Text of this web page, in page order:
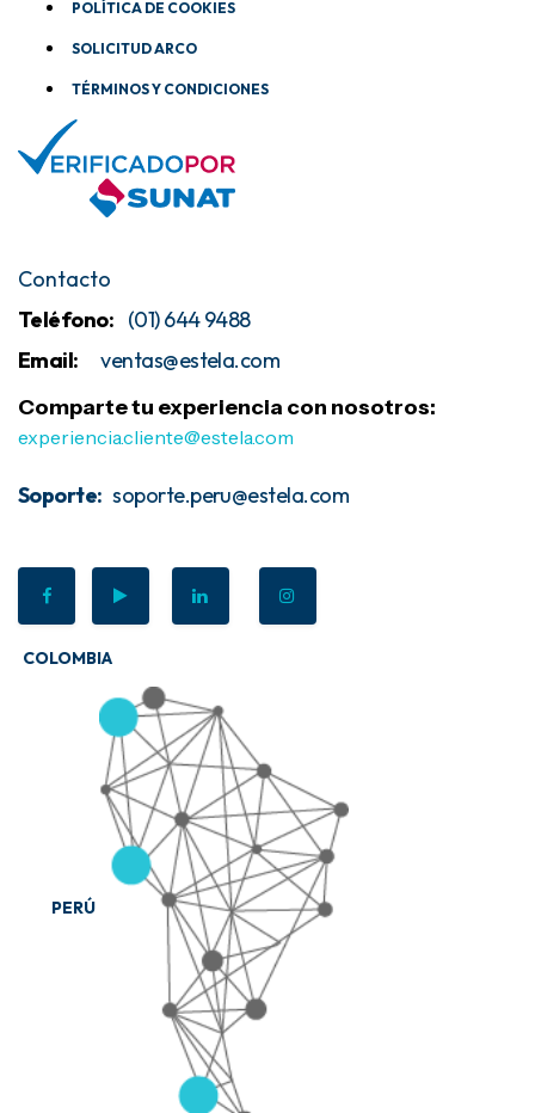
POLÍTICA DE COOKIES
SOLICITUD ARCO
TÉRMINOS Y CONDICIONES
Contacto
Teléfono: (01) 644 9488
Email:
ventas@estela.com
Comparte tu experiencia con nosotros:
experiencia.cliente@estela.com
Soporte: soporte.peru@estela.com
COLOMBIA
PERÚ